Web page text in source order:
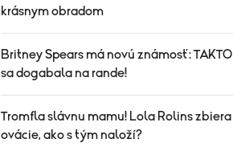
krásnym obradom
Britney Spears má novú známosť: TAKTO
sa dogabala na rande!
Tromfla slávnu mamu! Lola Rolins zbiera
ovácie, ako s tým naloží?